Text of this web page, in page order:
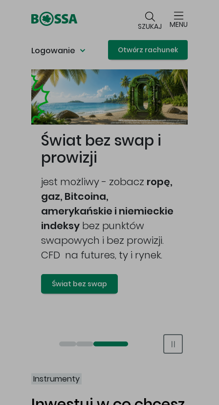
SZUKAJ MENU
Logowanie Otwórz rachunek
Główna treść
Świat bez swap i
prowizji
jest możliwy - zobacz ropę,
gaz, Bitcoina,
amerykańskie i niemieckie
indeksy bez punktów
swapowych i bez prowizji.
CFD na futures, ty i rynek.
Świat bez swap
Otwórz rachunek maklerski online
Otwórz konto IKE/IKZE
Świat bez swap i prowizji
Instrumenty